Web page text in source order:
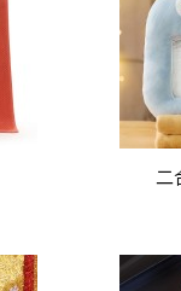
二